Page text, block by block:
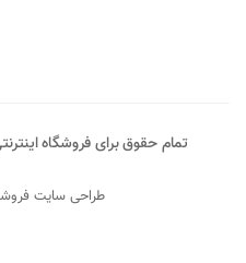
تمام حقوق برای فروشگاه
طراحی سایت